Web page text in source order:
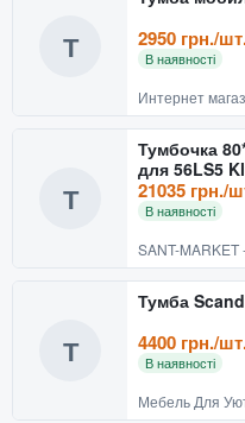
Т 2950 грн./
В наявності
Интернет
Т
Тумбочка
для 56LS5
21035 грн./
В наявності
SANT-MARKET
Т
Тумба
4400 грн./
В наявності
Мебель Для